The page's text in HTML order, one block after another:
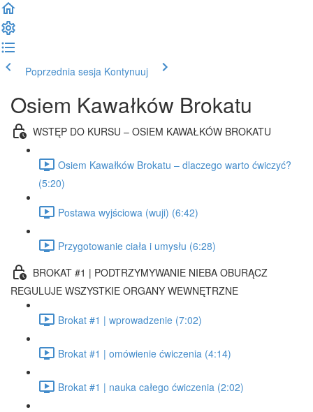
Poprzednia sesja Kontynuuj
Osiem Kawałków Brokatu
WSTĘP DO KURSU – OSIEM KAWAŁKÓW BROKATU
Osiem Kawałków Brokatu – dlaczego warto ćwiczyć?
(5:20)
Postawa wyjściowa (wuji) (6:42)
Przygotowanie ciała i umysłu (6:28)
BROKAT #1 | PODTRZYMYWANIE NIEBA OBURĄCZ
REGULUJE WSZYSTKIE ORGANY WEWNĘTRZNE
Brokat #1 | wprowadzenie (7:02)
Brokat #1 | omówienie ćwiczenia (4:14)
Brokat #1 | nauka całego ćwiczenia (2:02)